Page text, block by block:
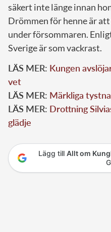
säkert inte länge innan
Drömmen för henne är
under försommaren.
Sverige är som vackrast.
LÄS MER: Kungen
vet
LÄS MER: Märkliga
LÄS MER: Drottning
glädje
Lägg till Allt om